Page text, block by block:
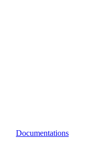
Documentations